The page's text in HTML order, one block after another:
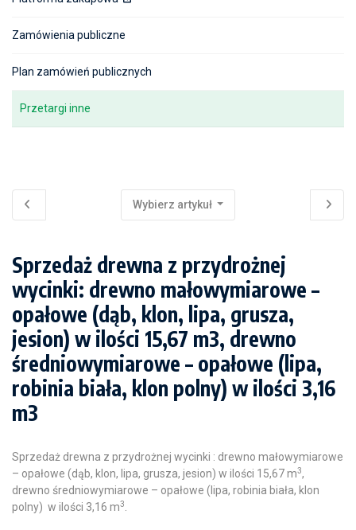
Zamówienia publiczne
Plan zamówień publicznych
Przetargi inne
Wybierz artykuł
Sprzedaż drewna z przydrożnej
wycinki: drewno małowymiarowe –
opałowe (dąb, klon, lipa, grusza,
jesion) w ilości 15,67 m3, drewno
średniowymiarowe – opałowe (lipa,
robinia biała, klon polny) w ilości 3,16
m3
Sprzedaż drewna z przydrożnej wycinki : drewno małowymiarowe
– opałowe (dąb, klon, lipa, grusza, jesion) w ilości 15,67 m3,
drewno średniowymiarowe – opałowe (lipa, robinia biała, klon
polny) w ilości 3,16 m3